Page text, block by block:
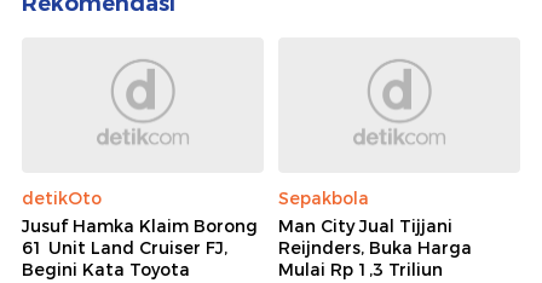
detikOto
Jusuf Hamka Klaim Borong
61 Unit Land Cruiser FJ,
Begini Kata Toyota
Sepakbola
Man City Jual Tijjani
Reijnders, Buka Harga
Mulai Rp 1,3 Triliun